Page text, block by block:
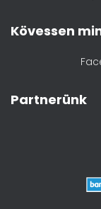
Kövessen
Partnerünk